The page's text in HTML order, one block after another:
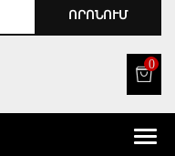
ՈՐՈՆՈՒՄ
0